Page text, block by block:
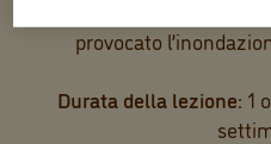
provocato
Durata della lezione: 1